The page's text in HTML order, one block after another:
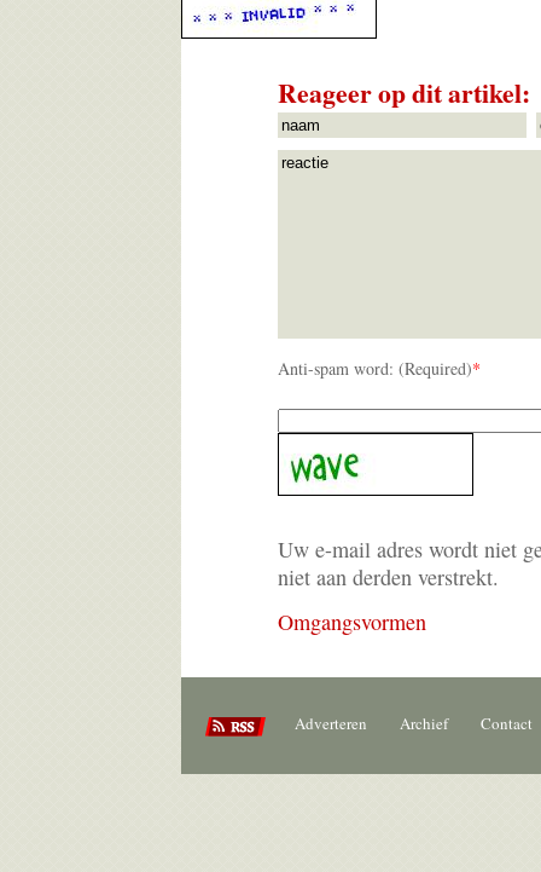
Reageer op dit artikel:
Anti-spam word: (Required)*
Uw e-mail adres wordt niet
niet aan derden verstrekt.
Omgangsvormen
Adverteren Archief Contact